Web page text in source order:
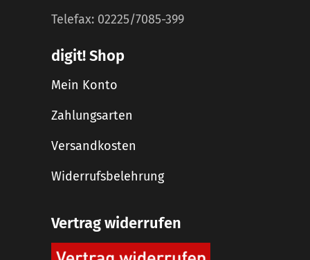
Telefax: 02225/7085-399
digit! Shop
Mein Konto
Zahlungsarten
Versandkosten
Widerrufsbelehrung
Vertrag widerrufen